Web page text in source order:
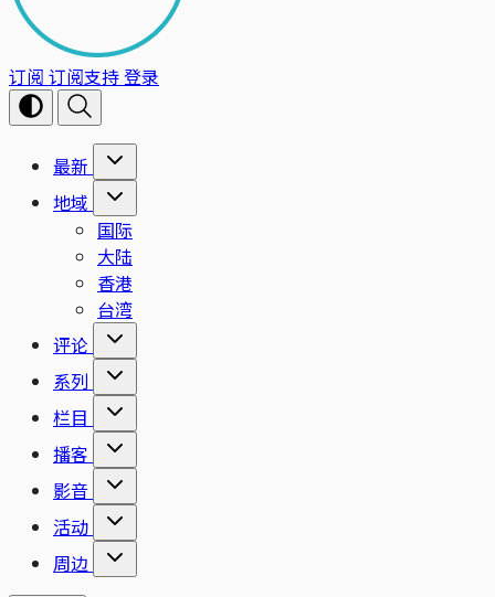
订阅 订阅支持登录
最新
地域
国际
大陆
香港
台湾
评论
系列
栏目
播客
影音
活动
周边